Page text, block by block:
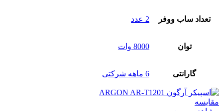
تعداد ساب‌ ووفر 2 عدد
توان 8000 وات
گارانتی 6 ماهه شرکتی
مقایسه